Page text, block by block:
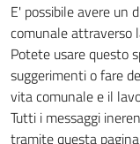
E' possibile avere un
comunale attraverso
Potete usare questo
suggerimenti o fare
vita comunale e il
Tutti i messaggi
tramite questa